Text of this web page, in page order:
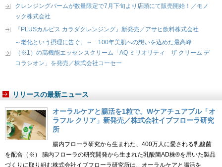
クレンジングバームが数量限定で7月下旬より店頭にて販売開始！／モノ
ック株式会社
『PLUSカルピス カラダクレンジング』新発売／アサヒ飲料株式会社
～老化という摂理に告ぐ。～ 100年美肌への想いを込めた最高峰
（※1）の高機能エッセンスクリーム「AQ ミリオリティ ザ クリーム デ
コラシオン」を発売／株式会社コーセー
リリースの最新ニュース
オーラルケアと腸活を1粒で。Wケアチュアブル「オ
ラフル クリア」新発売／株式会社イブフローラ研究
所
腸内フローラ研究から生まれた、400万人に愛される乳酸菌
を配合（※） 腸内フローラの研究開発から生まれた乳酸菌AD株®を用いた製品
づくりに取り組む株式会社イブフローラ研究所は、オーラルケアと腸活を